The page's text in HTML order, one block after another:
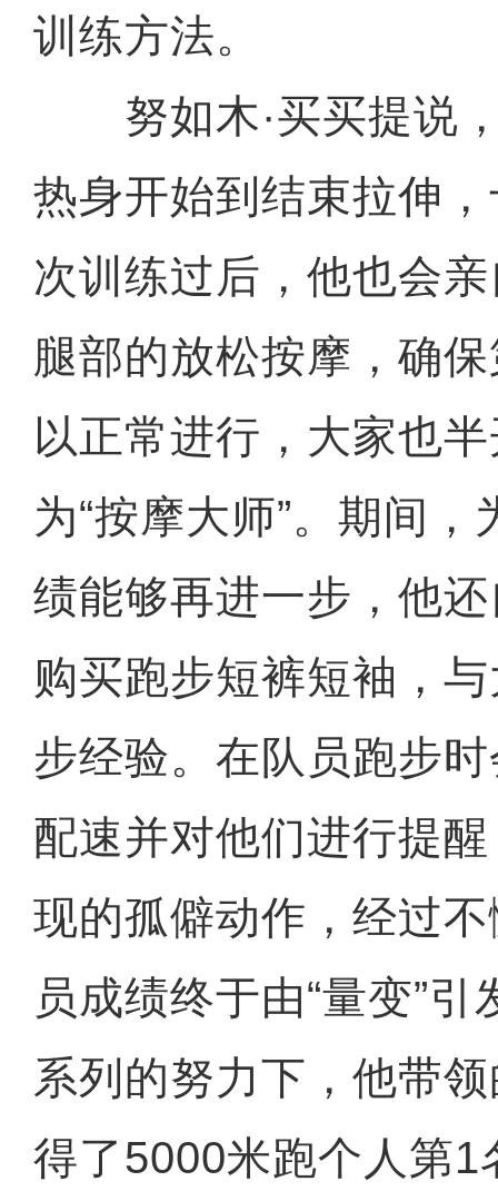
训练方法。
努如木·买买提说，
热身开始到结束拉伸
次训练过后，他也会
腿部的放松按摩，确
以正常进行，大家也
为“按摩大师”。期间
绩能够再进一步，他
购买跑步短裤短袖，
步经验。在队员跑步
配速并对他们进行提
现的孤僻动作，经过
员成绩终于由“量变”引
系列的努力下，他带
得了5000米跑个人第1